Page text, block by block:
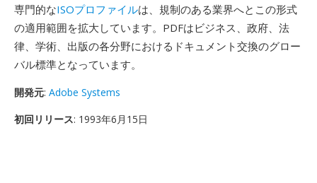
専門的なISOプロファイルは、規制のある業界へとこの形式
の適用範囲を拡大しています。PDFはビジネス、政府、法
律、学術、出版の各分野におけるドキュメント交換のグロー
バル標準となっています。
開発元: Adobe Systems
初回リリース: 1993年6月15日